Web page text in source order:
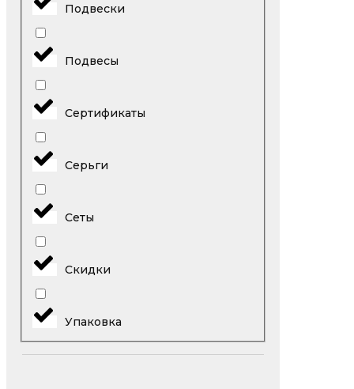
Подвески
Подвесы
Сертификаты
Серьги
Сеты
Скидки
Упаковка